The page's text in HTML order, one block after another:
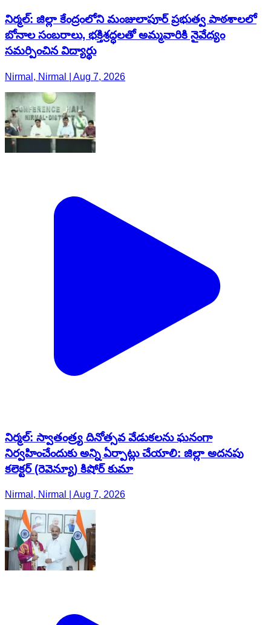
నిర్మల్: జిల్లా కేంద్రంలోని మంజులాపూర్ ప్రభుత్వ పాఠశాలలో
బోనాల సంబరాలు, భక్తిశ్రద్ధలతో అమ్మవారికి నైవేద్యం
సమర్పించిన విద్యార్థు
Nirmal, Nirmal | Aug 7, 2026
నిర్మల్: స్వాతంత్ర్య దినోత్సవ వేడుకలను ఘనంగా
నిర్వహించేందుకు అన్ని ఏర్పాట్లు చేయాలి: జిల్లా అదనపు
కలెక్టర్ (రెవెన్యూ) కిషోర్ కుమా
Nirmal, Nirmal | Aug 7, 2026